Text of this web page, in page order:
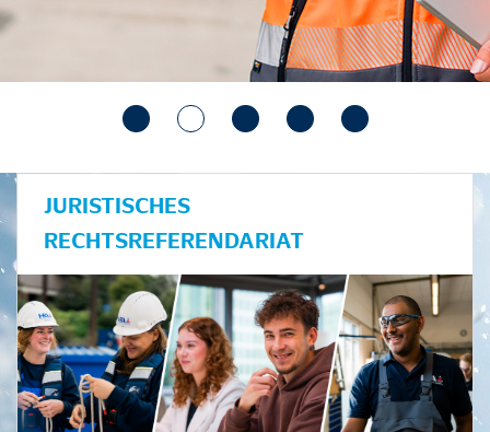
JURISTISCHES
RECHTSREFERENDARIAT